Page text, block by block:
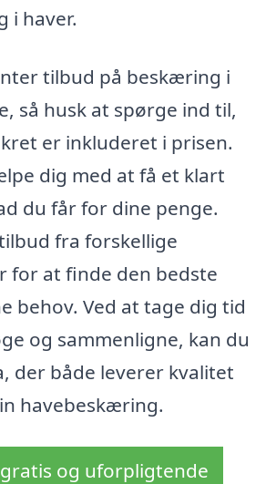
i haver.
tilbud på beskæring i
så husk at spørge ind til,
er inkluderet i prisen.
dig med at få et klart
du får for dine penge.
fra forskellige
for at finde den bedste
behov. Ved at tage dig tid
og sammenligne, kan du
der både leverer kvalitet
havebeskæring.
og uforpligtende